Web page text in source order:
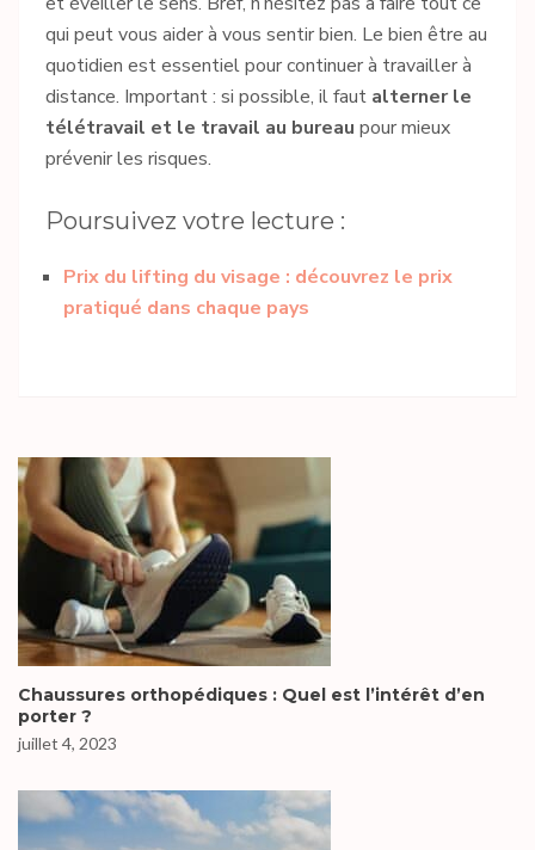
qui peut vous aider à vous sentir bien. Le bien être au
quotidien est essentiel pour continuer à travailler à
distance. Important : si possible, il faut alterner le
télétravail et le travail au bureau pour mieux
prévenir les risques.
Poursuivez votre lecture :
Prix du lifting du visage : découvrez le prix
pratiqué dans chaque pays
Chaussures orthopédiques : Quel est l’intérêt d’en
porter ?
juillet 4, 2023